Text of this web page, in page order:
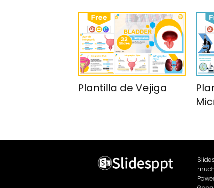
Plantilla de Vejiga